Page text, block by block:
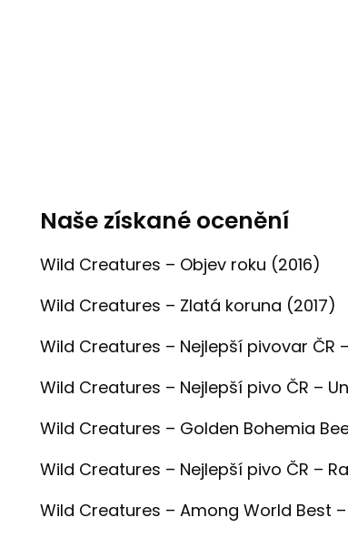
Naše získané ocenění
Wild Creatures – Objev roku (2016)
Wild Creatures – Zlatá koruna (2017)
Wild Creatures – Nejlepší pivovar ČR
Wild Creatures – Nejlepší pivo ČR –
Wild Creatures – Golden Bohemia
Wild Creatures – Nejlepší pivo ČR –
Wild Creatures – Among World Best